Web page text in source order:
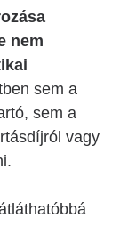
nem
sem a
sem a
vagy